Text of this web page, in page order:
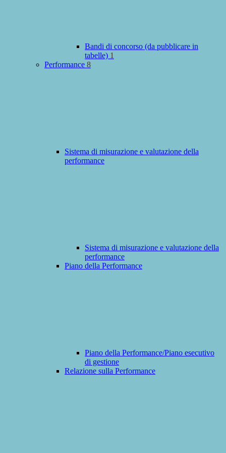
Bandi di concorso (da pubblicare in
tabelle) 1
Performance 8
Sistema di misurazione e valutazione della
performance
Sistema di misurazione e valutazione della
performance
Piano della Performance
Piano della Performance/Piano esecutivo
di gestione
Relazione sulla Performance